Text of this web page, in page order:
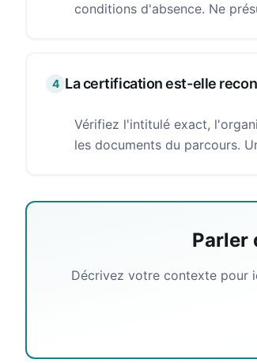
conditions d'absence. Ne
4 La certification est-elle
Vérifiez l'intitulé exact,
les documents du parcours.
Parler
Décrivez votre contexte pour